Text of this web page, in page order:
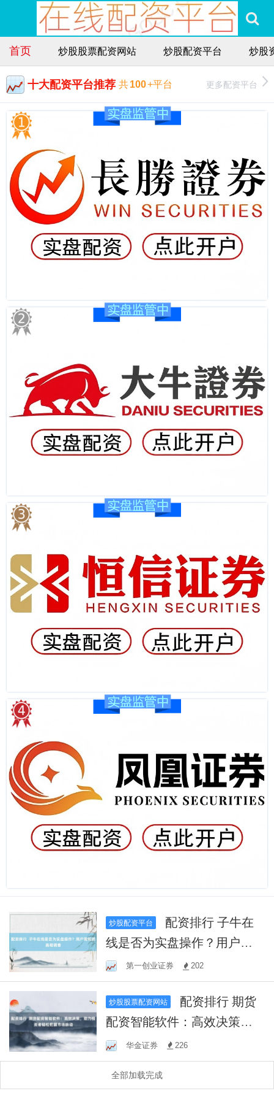
首页 炒股股票配资网站 炒股配资平台 炒股
十大配资平台推荐 共100+平台 更多配资平台
炒股配资平台
线是否为实盘操作？用户需
知的真相调查
第一创业证券 202
炒股股票配资网站
配资智能软件：高效决策，
助力投资者轻松把握市场脉
动
华金证券 226
全部加载完成